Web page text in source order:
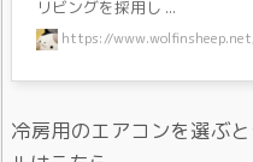
リビングを採用し ...
https://
冷房用のエアコンを選ぶ